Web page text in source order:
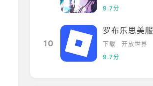
9.7分
10
罗布乐思美服
下载 开放世界
9.7分